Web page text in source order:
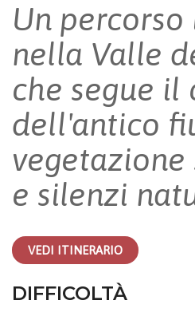
Un percorso
nella Valle
che segue il
dell'antico
vegetazione
e silenzi
VEDI ITINERARIO
DIFFICOLTÀ